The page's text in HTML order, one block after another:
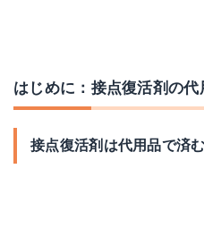
はじめに：接点復活剤の
接点復活剤は代用品で済